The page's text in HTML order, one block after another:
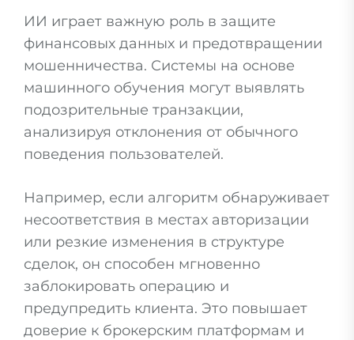
ИИ играет важную роль в защите
финансовых данных и предотвращении
мошенничества. Системы на основе
машинного обучения могут выявлять
подозрительные транзакции,
анализируя отклонения от обычного
поведения пользователей.
Например, если алгоритм обнаруживает
несоответствия в местах авторизации
или резкие изменения в структуре
сделок, он способен мгновенно
заблокировать операцию и
предупредить клиента. Это повышает
доверие к брокерским платформам и